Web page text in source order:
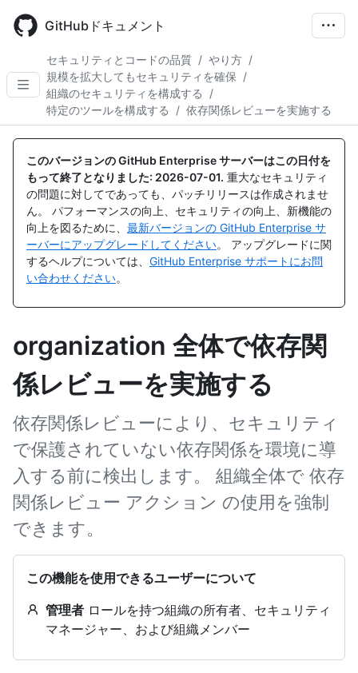
main
GitHubドキュメント
セキュリティとコードの品質 / やり方 /
規模を拡大してもセキュリティを確保 /
組織のセキュリティを構成する
/
特定のツールを構成する
/ 依存関係レビューを実施する
このバージョンの GitHub Enterprise サーバーはこの日付を
もって終了となりました: 2026-07-01. 重大なセキュリティ
の問題に対してであっても、パッチリリースは作成されませ
ん。 パフォーマンスの向上、セキュリティの向上、新機能の
向上を図るために、 最新バージョンの GitHub Enterprise サ
ーバーにアップグレードしてください。 アップグレードに関
するヘルプについては、 GitHub Enterprise サポートにお問
い合わせください。
organization 全体で依存関
係レビューを実施する
依存関係レビューにより、セキュリティ
で保護されていない依存関係を環境に導
入する前に検出します。 組織全体で 依存
関係レビュー アクション の使用を強制
できます。
この機能を使用できるユーザーについて
管理者 ロールを持つ組織の所有者、セキュリティ
マネージャー、および組織メンバー